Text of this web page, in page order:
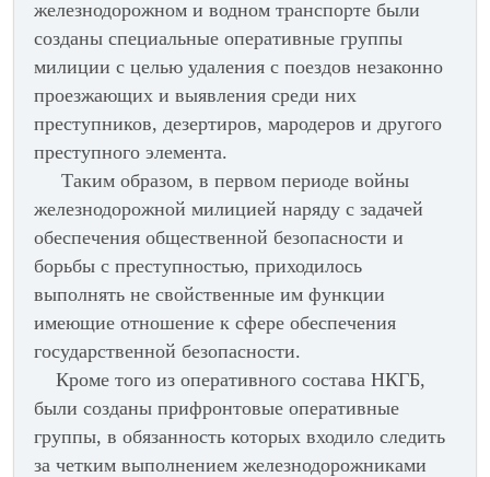
железнодорожном и водном транспорте были
созданы специальные оперативные группы
милиции с целью удаления с поездов незаконно
проезжающих и выявления среди них
преступников, дезертиров, мародеров и другого
преступного элемента.
Таким образом, в первом периоде войны
железнодорожной милицией наряду с задачей
обеспечения общественной безопасности и
борьбы с преступностью, приходилось
выполнять не свойственные им функции
имеющие отношение к сфере обеспечения
государственной безопасности.
Кроме того из оперативного состава НКГБ,
были созданы прифронтовые оперативные
группы, в обязанность которых входило следить
за четким выполнением железнодорожниками